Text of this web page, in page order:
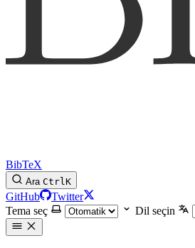
BibTeX
Ara CtrlK
GitHub
Twitter
Tema seç
Dil seçin